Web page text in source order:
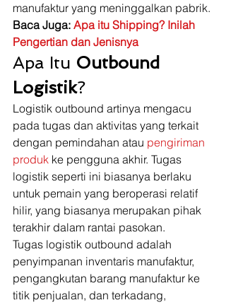
manufaktur yang meninggalkan pabrik.
Baca Juga: Apa itu Shipping? Inilah
Pengertian dan Jenisnya
Apa Itu Outbound
Logistik?
Logistik outbound artinya mengacu
pada tugas dan aktivitas yang terkait
dengan pemindahan atau pengiriman
produk ke pengguna akhir. Tugas
logistik seperti ini biasanya berlaku
untuk pemain yang beroperasi relatif
hilir, yang biasanya merupakan pihak
terakhir dalam rantai pasokan.
Tugas logistik outbound adalah
penyimpanan inventaris manufaktur,
pengangkutan barang manufaktur ke
titik penjualan, dan terkadang,